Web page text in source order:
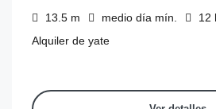
13.5 m medio día mín. 12
Alquiler de yate